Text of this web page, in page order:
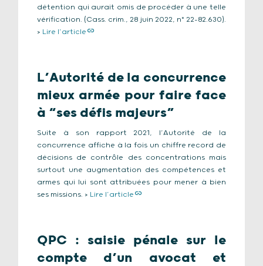
détention qui aurait omis de procéder à une telle
vérification. (Cass. crim., 28 juin 2022, n° 22-82.630).
> Lire l’article
L’Autorité de la concurrence
mieux armée pour faire face
à “ses défis majeurs”
Suite à son rapport 2021, l’Autorité de la
concurrence affiche à la fois un chiffre record de
décisions de contrôle des concentrations mais
surtout une augmentation des compétences et
armes qui lui sont attribuées pour mener à bien
ses missions. > Lire l’article
QPC : saisie pénale sur le
compte d’un avocat et